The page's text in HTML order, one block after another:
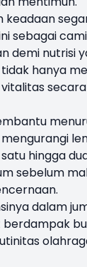
keadaan
sebagai
demi nutrisi
hanya
hingga
sebelum
dalam